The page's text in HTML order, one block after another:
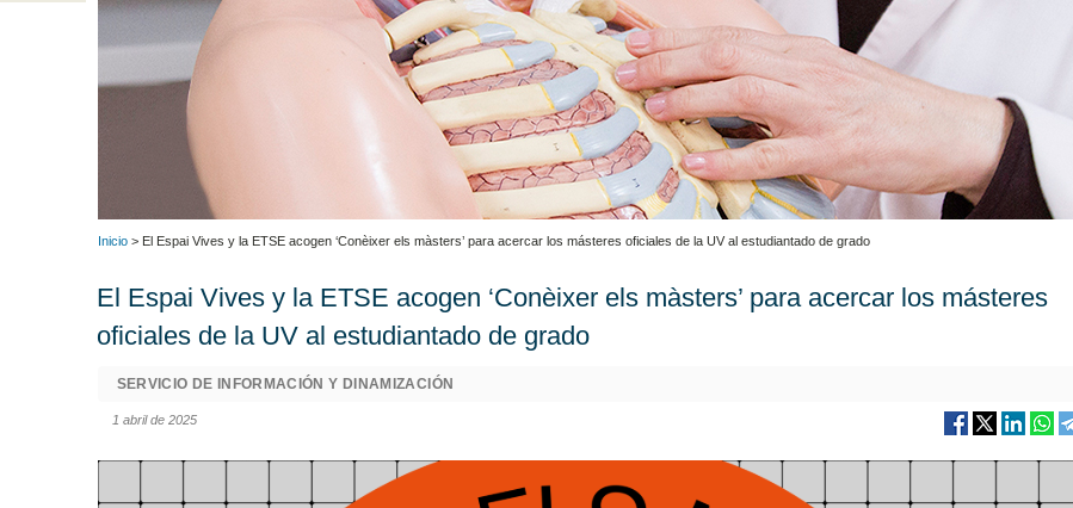
Inicio > El Espai Vives y la ETSE acogen ‘Conèixer els màsters’ para acercar los másteres oficiales de la UV al estudiantado de grado
El Espai Vives y la ETSE acogen ‘Conèixer els màsters’ para acercar los másteres
oficiales de la UV al estudiantado de grado
SERVICIO DE INFORMACIÓN Y DINAMIZACIÓN
1 abril de 2025